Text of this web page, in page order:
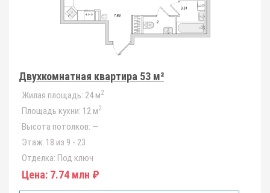
Двухкомнатная квартира 53 м²
Жилая площадь: 24 м2
Площадь кухни: 12 м2
Высота потолков: —
Этаж: 18 из 9 - 23
Отделка: Под ключ
Цена: 7.74 млн ₽